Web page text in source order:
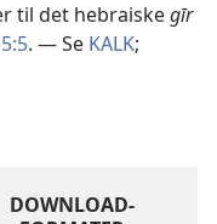
til det hebraiskegīr
. — Se KALK;
DOWNLOAD-